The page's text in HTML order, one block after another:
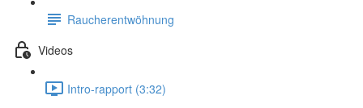
Raucherentwöhnung
Videos
Intro-rapport (3:32)